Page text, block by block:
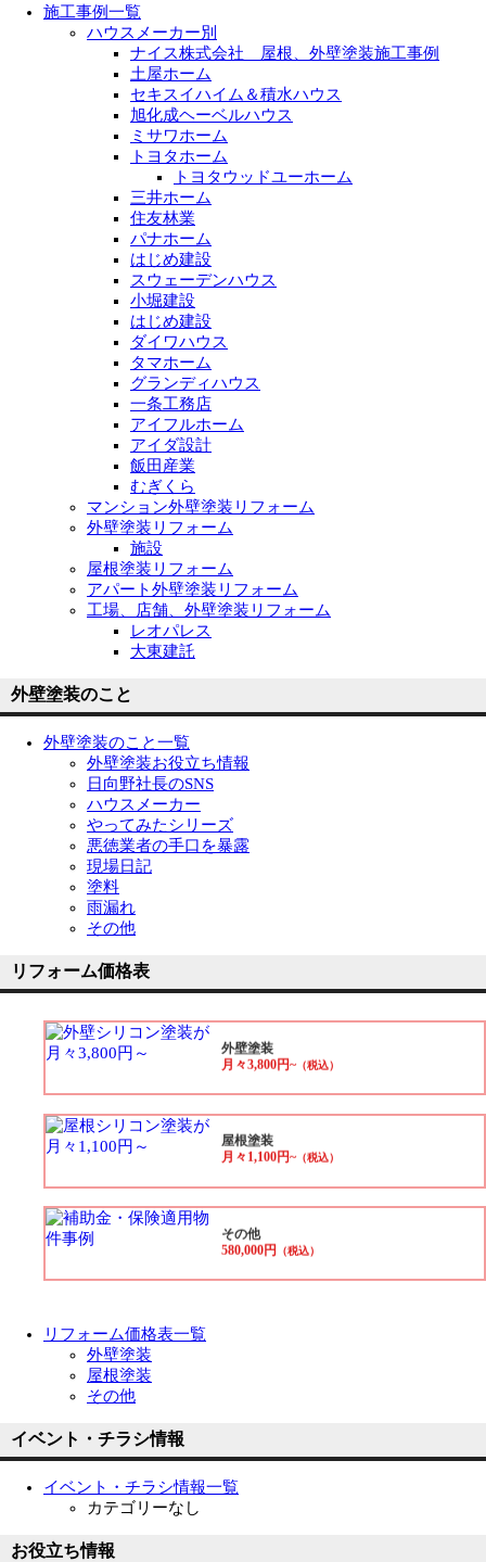
施工事例一覧
ハウスメーカー別
ナイス株式会社 屋根、外壁塗装施工事例
土屋ホーム
セキスイハイム＆積水ハウス
旭化成ヘーベルハウス
ミサワホーム
トヨタホーム
トヨタウッドユーホーム
三井ホーム
住友林業
パナホーム
はじめ建設
スウェーデンハウス
小堀建設
はじめ建設
ダイワハウス
タマホーム
グランディハウス
一条工務店
アイフルホーム
アイダ設計
飯田産業
むぎくら
マンション外壁塗装リフォーム
外壁塗装リフォーム
施設
屋根塗装リフォーム
アパート外壁塗装リフォーム
工場、店舗、外壁塗装リフォーム
レオパレス
大東建託
外壁塗装のこと
外壁塗装のこと一覧
外壁塗装お役立ち情報
日向野社長のSNS
ハウスメーカー
やってみたシリーズ
悪徳業者の手口を暴露
現場日記
塗料
雨漏れ
その他
リフォーム価格表
外壁塗装
月々3,800円~（税込）
屋根塗装
月々1,100円~（税込）
その他
580,000円 （税込）
リフォーム価格表一覧
外壁塗装
屋根塗装
その他
イベント・チラシ情報
イベント・チラシ情報一覧
カテゴリーなし
お役立ち情報